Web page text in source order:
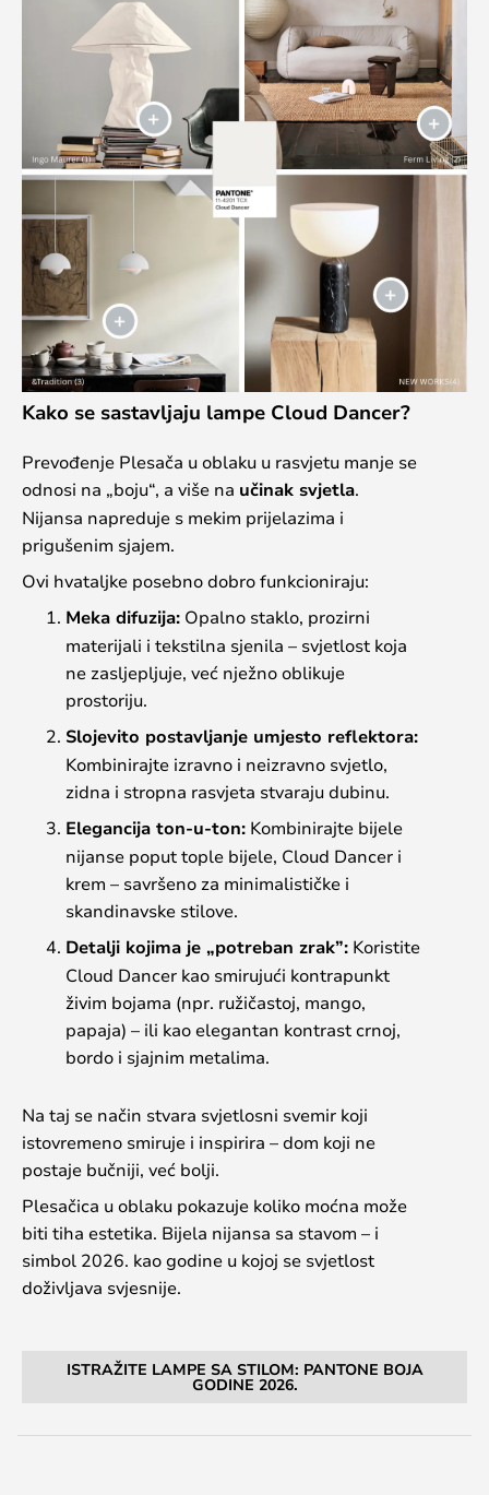
Kako se sastavljaju lampe Cloud Dancer?
Prevođenje Plesača u oblaku u rasvjetu manje se
odnosi na „boju“, a više na učinak svjetla.
Nijansa napreduje s mekim prijelazima i
prigušenim sjajem.
Ovi hvataljke posebno dobro funkcioniraju:
Meka difuzija: Opalno staklo, prozirni
materijali i tekstilna sjenila – svjetlost koja
ne zasljepljuje, već nježno oblikuje
prostoriju.
Slojevito postavljanje umjesto reflektora:
Kombinirajte izravno i neizravno svjetlo,
zidna i stropna rasvjeta stvaraju dubinu.
Elegancija ton-u-ton: Kombinirajte bijele
nijanse poput tople bijele, Cloud Dancer i
krem – savršeno za minimalističke i
skandinavske stilove.
Detalji kojima je „potreban zrak”: Koristite
Cloud Dancer kao smirujući kontrapunkt
živim bojama (npr. ružičastoj, mango,
papaja) – ili kao elegantan kontrast crnoj,
bordo i sjajnim metalima.
Na taj se način stvara svjetlosni svemir koji
istovremeno smiruje i inspirira – dom koji ne
postaje bučniji, već bolji.
Plesačica u oblaku pokazuje koliko moćna može
biti tiha estetika. Bijela nijansa sa stavom – i
simbol 2026. kao godine u kojoj se svjetlost
doživljava svjesnije.
ISTRAŽITE LAMPE SA STILOM: PANTONE BOJA
GODINE 2026.